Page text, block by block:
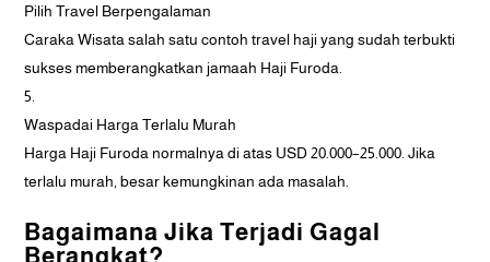
Pilih Travel Berpengalaman
Caraka Wisata salah satu contoh travel haji yang sudah terbukti
sukses memberangkatkan jamaah Haji Furoda.
Waspadai Harga Terlalu Murah
Harga Haji Furoda normalnya di atas USD 20.000–25.000. Jika
terlalu murah, besar kemungkinan ada masalah.
Bagaimana Jika Terjadi Gagal
Berangkat?